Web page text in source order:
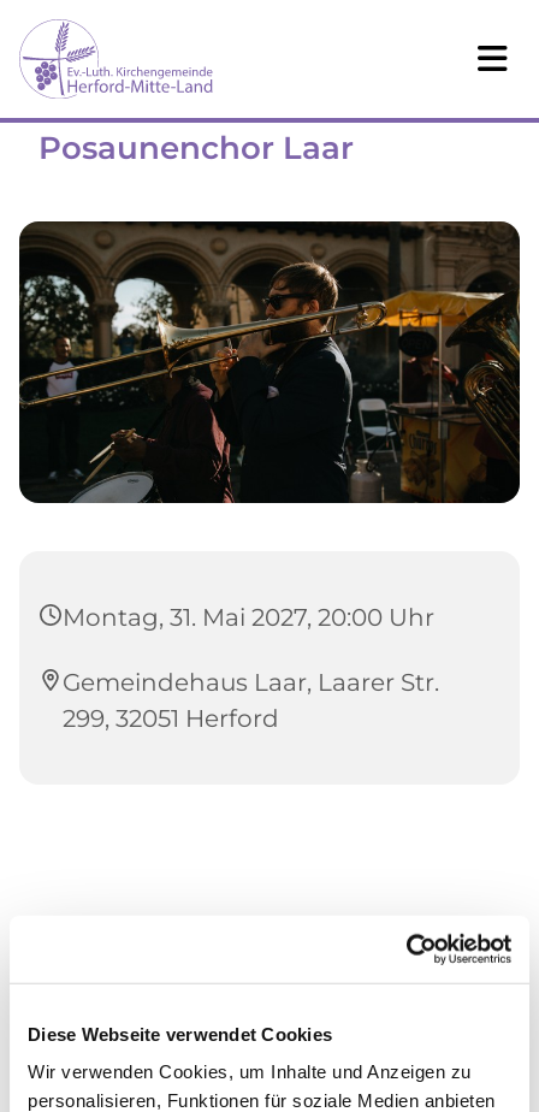
Diese Webseite verwendet Cookies
Wir verwenden Cookies, um Inhalte und Anzeigen zu
personalisieren, Funktionen für soziale Medien anbieten
Posaunenchor Laar
Montag, 31. Mai 2027, 20:00 Uhr
Gemeindehaus Laar, Laarer Str.
299, 32051 Herford